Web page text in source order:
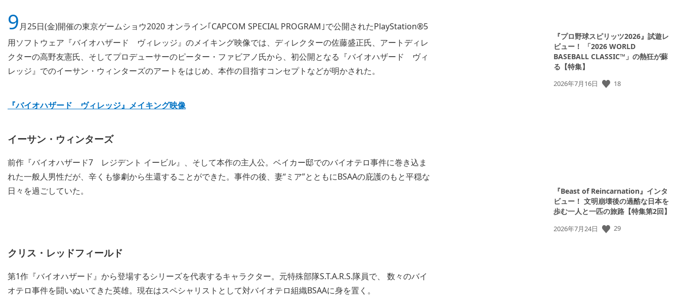
9月25日(金)開催の東京ゲームショウ2020 オンライン｢CAPCOM SPECIAL PROGRAM｣で公開されたPlayStation®5
用ソフトウェア『バイオハザード ヴィレッジ』のメイキング映像では、ディレクターの佐藤盛正氏、アートディレ
クターの高野友憲氏、そしてプロデューサーのピーター・ファビアノ氏から、初公開となる『バイオハザード ヴィ
レッジ』でのイーサン・ウィンターズのアートをはじめ、本作の目指すコンセプトなどが明かされた。
『バイオハザード ヴィレッジ』メイキング映像
イーサン・ウィンターズ
前作『バイオハザード7 レジデント イービル』、そして本作の主人公。ベイカー邸でのバイオテロ事件に巻き込ま
れた一般人男性だが、辛くも惨劇から生還することができた。事件の後、妻“ミア”とともにBSAAの庇護のもと平穏な
日々を過ごしていた。
クリス・レッドフィールド
第1作『バイオハザード』から登場するシリーズを代表するキャラクター。元特殊部隊S.T.A.R.S.隊員で、 数々のバイ
オテロ事件を闘いぬいてきた英雄。現在はスペシャリストとして対バイオテロ組織BSAAに身を置く。
『プロ野球スピリッツ2026』試遊レ
ビュー！ 「2026 WORLD
BASEBALL CLASSIC™」の熱狂が蘇
る【特集】
公
2026年7月16日 18
『Beast of Reincarnation』インタ
ビュー！ 文明崩壊後の過酷な日本を
歩む一人と一匹の旅路【特集第2回】
公
2026年7月24日 29